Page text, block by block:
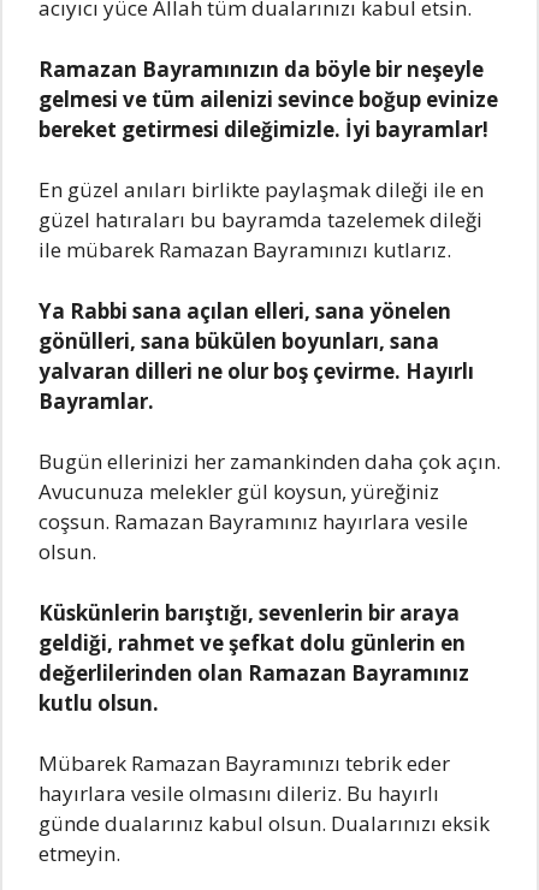
acıyıcı yüce Allah tüm dualarınızı kabul etsin.
Ramazan Bayramınızın da böyle bir neşeyle
gelmesi ve tüm ailenizi sevince boğup evinize
bereket getirmesi dileğimizle. İyi bayramlar!
En güzel anıları birlikte paylaşmak dileği ile en
güzel hatıraları bu bayramda tazelemek dileği
ile mübarek Ramazan Bayramınızı kutlarız.
Ya Rabbi sana açılan elleri, sana yönelen
gönülleri, sana bükülen boyunları, sana
yalvaran dilleri ne olur boş çevirme. Hayırlı
Bayramlar.
Bugün ellerinizi her zamankinden daha çok açın.
Avucunuza melekler gül koysun, yüreğiniz
coşsun. Ramazan Bayramınız hayırlara vesile
olsun.
Küskünlerin barıştığı, sevenlerin bir araya
geldiği, rahmet ve şefkat dolu günlerin en
değerlilerinden olan Ramazan Bayramınız
kutlu olsun.
Mübarek Ramazan Bayramınızı tebrik eder
hayırlara vesile olmasını dileriz. Bu hayırlı
günde dualarınız kabul olsun. Dualarınızı eksik
etmeyin.